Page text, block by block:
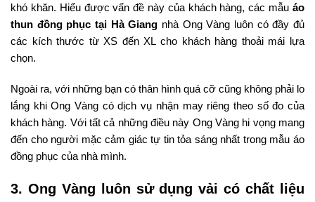
khó khăn. Hiểu được vấn đề này của khách hàng, các mẫu áo
thun đồng phục tại Hà Giang nhà Ong Vàng luôn có đầy đủ
các kích thước từ XS đến XL cho khách hàng thoải mái lựa
chọn.
Ngoài ra, với những bạn có thân hình quá cỡ cũng không phải lo
lắng khi Ong Vàng có dịch vụ nhận may riêng theo số đo của
khách hàng. Với tất cả những điều này Ong Vàng hi vọng mang
đến cho người mặc cảm giác tự tin tỏa sáng nhất trong mẫu áo
đồng phục của nhà mình.
3. Ong Vàng luôn sử dụng vải có chất liệu